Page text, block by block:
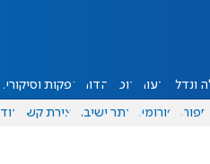
ונדל"ן דעות אוכל יהדות הפקות וסיקורים
ספורט פורומים אתר ישיבה יצירת קשר עוד